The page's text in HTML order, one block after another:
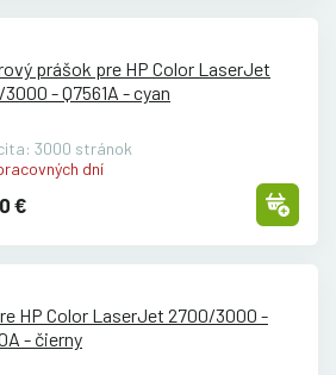
prášok pre HP Color LaserJet
3000 - Q7561A - cyan
3000 stránok
dní
€
HP Color LaserJet 2700/3000 -
- čierny